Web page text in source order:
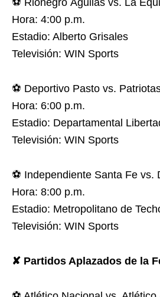
⚽ Rionegro Águilas vs. La
Hora: 4:00 p.m.
Estadio: Alberto Grisales
Televisión: WIN Sports
⚽ Deportivo Pasto vs.
Hora: 6:00 p.m.
Estadio: Departamental
Televisión: WIN Sports
⚽ Independiente Santa Fe vs.
Hora: 8:00 p.m.
Estadio: Metropolitano de
Televisión: WIN Sports
✘ Partidos Aplazados de la